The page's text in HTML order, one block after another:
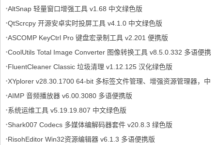
·AltSnap 轻量窗口增强工具 v1.68 中文绿色版
·QtScrcpy 开源安卓实时投屏工具 v4.1.0 中文绿色版
·ASCOMP KeyCtrl Pro 键盘宏录制工具 v2.201 便携版
·CoolUtils Total Image Converter 图像转换工具 v8.5.0.332 多语便携
版
·FluentCleaner Classic 垃圾清理 v1.12.125 汉化绿色版
·XYplorer v28.30.1700 64-bit 多标签文件管理、增强资源管理器，中
文绿色便携版
·AIMP 音频播放器 v6.00.3080 多语便携版
·系统运维工具 v5.19.19.807 中文绿色版
·Shark007 Codecs 多媒体编解码器套件 v20.8.3 绿色版
·RisohEditor Win32资源编辑器 v6.1.3 多语便携版